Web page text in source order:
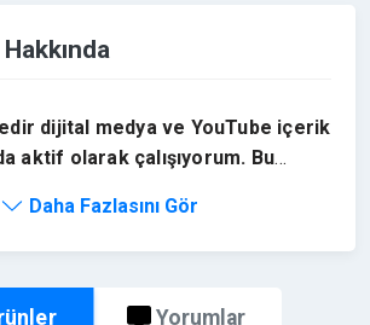
dijital medya ve YouTube içerik
aktif olarak çalışıyorum. Bu
şekilde satışlarını
Kanal geliştirme, içerik
hazır ve potansiyelli
Daha Fazlasını Gör
Yorumlar